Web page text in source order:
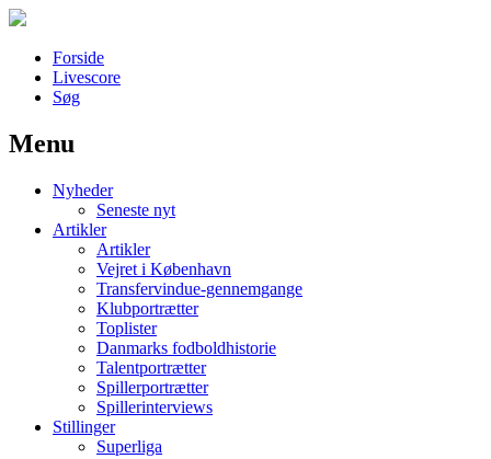
Forside
Livescore
Søg
Наши партнеры
лучшие займы
Menu
Nyheder
Seneste nyt
Artikler
Artikler
Vejret i København
Transfervindue-gennemgange
Klubportrætter
Toplister
Danmarks fodboldhistorie
Talentportrætter
Spillerportrætter
Spillerinterviews
Stillinger
Superliga